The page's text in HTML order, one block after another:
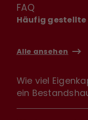
FAQ
Häufig gestellte
Alle ansehen
Wie viel
ein